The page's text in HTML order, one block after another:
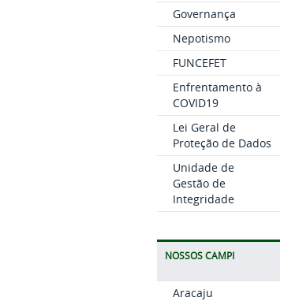
Governança
Nepotismo
FUNCEFET
Enfrentamento à
COVID19
Lei Geral de
Proteção de Dados
Unidade de
Gestão de
Integridade
NOSSOS CAMPI
Aracaju